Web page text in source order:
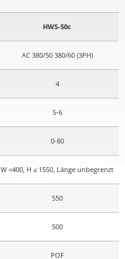
HWS-50c
AC 380/50 380/60 (3PH)
4
5-6
0-80
W <400, H ≤ 1550, Länge unbegrenzt
550
500
POF